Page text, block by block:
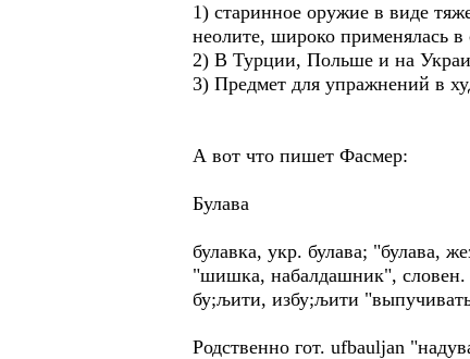
1) старинное оружие в виде
неолите, широко применялась
2) В Турции, Польше и на
3) Предмет для упражнений в
А вот что пишет Фасмер:
Булава
булавка, укр. булава; "булава,
"шишка, набалдашник",
бу;љити, избу;љити
Родственно гот. ufbauljan